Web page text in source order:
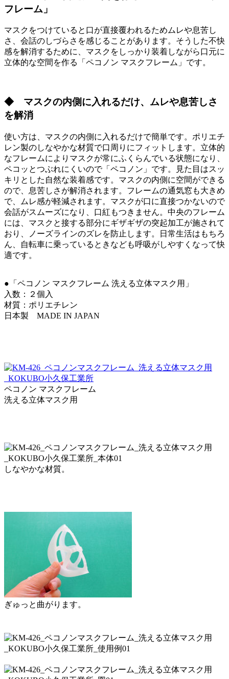
フレーム」
マスクをつけていると口が直接覆われるためムレや息苦し
さ、会話のしづらさを感じることがあります。そうした不快
感を解消するために、マスクをしっかり装着しながら口元に
立体的な空間を作る「ペコノン マスクフレーム」です。
◆ マスクの内側に入れるだけ、ムレや息苦しさ
を解消
使い方は、マスクの内側に入れるだけで簡単です。ポリエチ
レン製のしなやかな材質で口周りにフィットします。立体的
なフレームによりマスクが常にふくらんでいる状態になり、
ペコッとつぶれにくいので「ペコノン」です。見た目はスッ
キリとした自然な装着感です。マスクの内側に空間ができる
ので、息苦しさが解消されます。フレームの通気窓も大きめ
で、ムレ感が軽減されます。マスクが口に直接つかないので
会話がスムーズになり、口紅もつきません。中央のフレーム
には、マスクと接する部分にギザギザの突起加工が施されて
おり、ノーズラインのズレを防止します。日常生活はもちろ
ん、自転車に乗っているときなども呼吸がしやすくなって快
適です。
●「ペコノン マスクフレーム 洗える立体マスク用」
入数：２個入
材質：ポリエチレン
日本製 MADE IN JAPAN
ペコノン マスクフレーム
洗える立体マスク用
しなやかな材質。
ぎゅっと曲がります。